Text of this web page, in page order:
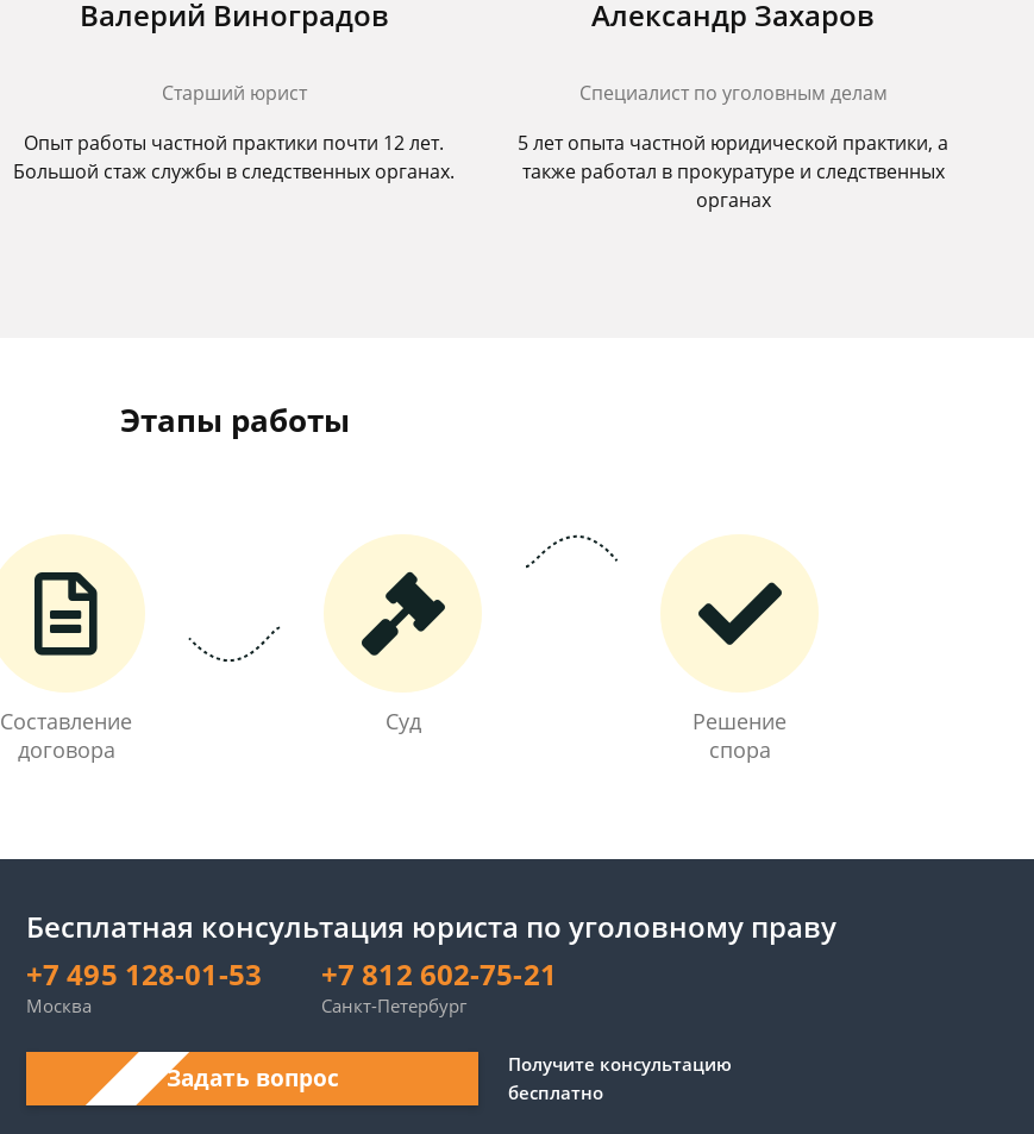
Валерий Виноградов
Старший юрист
Опыт работы частной практики почти 12 лет.
Большой стаж службы в следственных органах.
Александр Захаров
Специалист по уголовным делам
5 лет опыта частной юридической практики, а
также работал в прокуратуре и следственных
органах
Этапы работы
Составление
договора
Суд
Решение
спора
Бесплатная консультация юриста по уголовному праву
+7 495 128-01-53
Москва
+7 812 602-75-21
Санкт-Петербург
Задать вопрос
Получите консультацию
бесплатно